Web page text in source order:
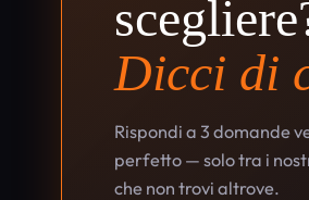
Dicci di
Rispondi a 3 domande
perfetto — solo tra i
che non trovi altrove.